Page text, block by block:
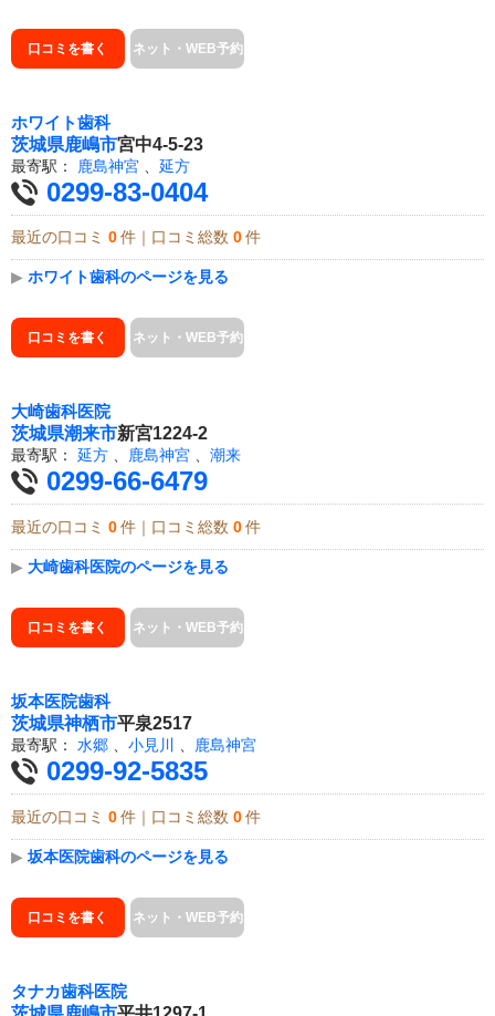
口コミを書く ネット・WEB予約
ホワイト歯科
茨城県鹿嶋市宮中4-5-23
最寄駅： 鹿島神宮 延方
0299-83-0404
最近の口コミ 0 件｜口コミ総数 0 件
▶ ホワイト歯科のページを見る
口コミを書く ネット・WEB予約
大崎歯科医院
茨城県潮来市新宮1224-2
最寄駅： 延方 、 鹿島神宮 、 潮来
0299-66-6479
最近の口コミ 0 件｜口コミ総数 0 件
▶ 大崎歯科医院のページを見る
口コミを書く ネット・WEB予約
坂本医院歯科
茨城県神栖市平泉2517
最寄駅： 水郷 小見川 鹿島神宮
0299-92-5835
最近の口コミ 0 件｜口コミ総数 0 件
▶ 坂本医院歯科のページを見る
口コミを書く ネット・WEB予約
タナカ歯科医院